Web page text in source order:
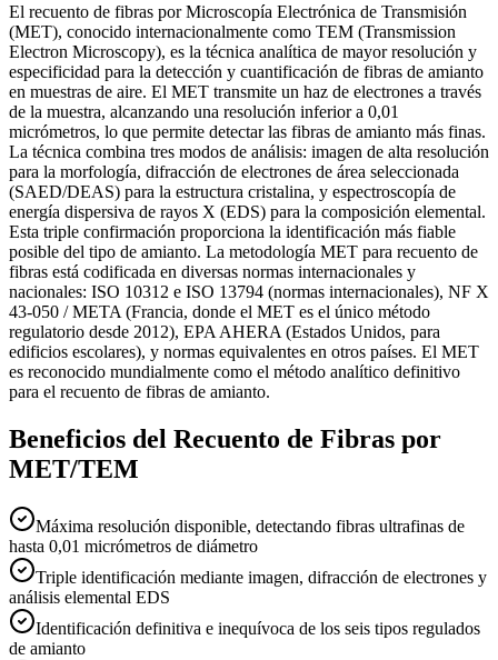
El recuento de fibras por Microscopía Electrónica de Transmisión
(MET), conocido internacionalmente como TEM (Transmission
Electron Microscopy), es la técnica analítica de mayor resolución y
especificidad para la detección y cuantificación de fibras de amianto
en muestras de aire. El MET transmite un haz de electrones a través
de la muestra, alcanzando una resolución inferior a 0,01
micrómetros, lo que permite detectar las fibras de amianto más finas.
La técnica combina tres modos de análisis: imagen de alta resolución
para la morfología, difracción de electrones de área seleccionada
(SAED/DEAS) para la estructura cristalina, y espectroscopía de
energía dispersiva de rayos X (EDS) para la composición elemental.
Esta triple confirmación proporciona la identificación más fiable
posible del tipo de amianto. La metodología MET para recuento de
fibras está codificada en diversas normas internacionales y
nacionales: ISO 10312 e ISO 13794 (normas internacionales), NF X
43-050 / META (Francia, donde el MET es el único método
regulatorio desde 2012), EPA AHERA (Estados Unidos, para
edificios escolares), y normas equivalentes en otros países. El MET
es reconocido mundialmente como el método analítico definitivo
para el recuento de fibras de amianto.
Beneficios del Recuento de Fibras por
MET/TEM
Máxima resolución disponible, detectando fibras ultrafinas de
hasta 0,01 micrómetros de diámetro
Triple identificación mediante imagen, difracción de electrones y
análisis elemental EDS
Identificación definitiva e inequívoca de los seis tipos regulados
de amianto